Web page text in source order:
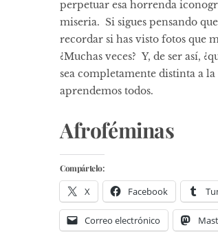
perpetuar esa horrenda
miseria. Si sigues pensando
recordar si has visto fotos que
¿Muchas veces? Y, de ser así,
sea completamente distinta a
aprendemos todos.
Afroféminas
Compártelo:
X Facebook
Correo electrónico